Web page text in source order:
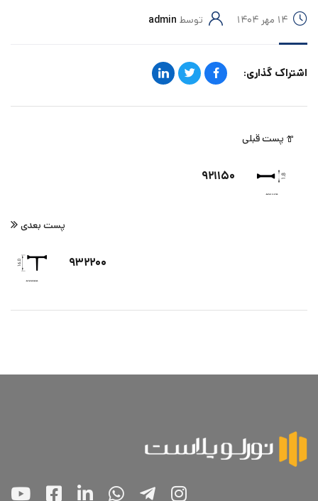
۱۴ مهر ۱۴۰۴ توسط admin
اشتراک گذاری:
پست قبلی
۹۲۱۱۵۰
پست بعدی
۹۳۲۲۰۰